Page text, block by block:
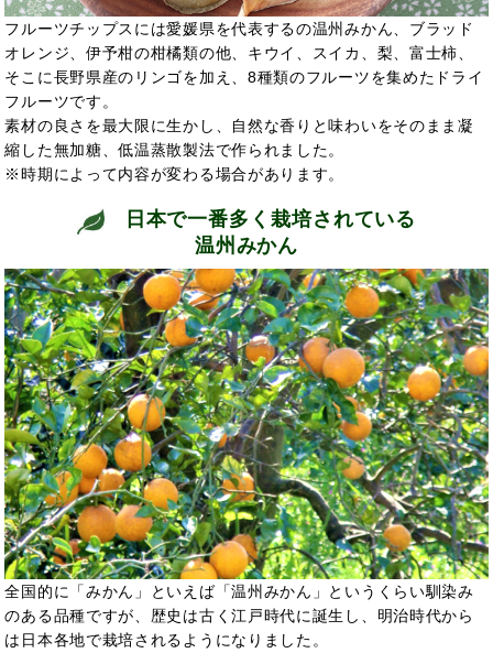
フルーツチップスには愛媛県を代表するの温州みかん、ブラッド
オレンジ、伊予柑の柑橘類の他、キウイ、スイカ、梨、富士柿、
そこに長野県産のリンゴを加え、8種類のフルーツを集めたドライ
フルーツです。
素材の良さを最大限に生かし、自然な香りと味わいをそのまま凝
縮した無加糖、低温蒸散製法で作られました。
※時期によって内容が変わる場合があります。
日本で一番多く栽培されている
温州みかん
全国的に「みかん」といえば「温州みかん」というくらい馴染み
のある品種ですが、歴史は古く江戸時代に誕生し、明治時代から
は日本各地で栽培されるようになりました。